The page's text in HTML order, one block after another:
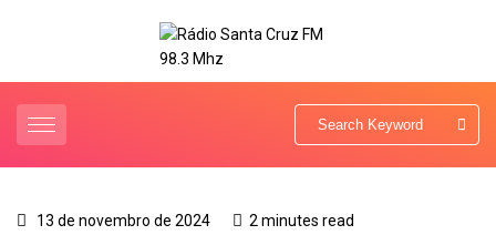
13 de novembro de 2024 2 minutes read